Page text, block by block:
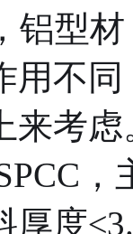
铝型
用不
来考虑
厚度